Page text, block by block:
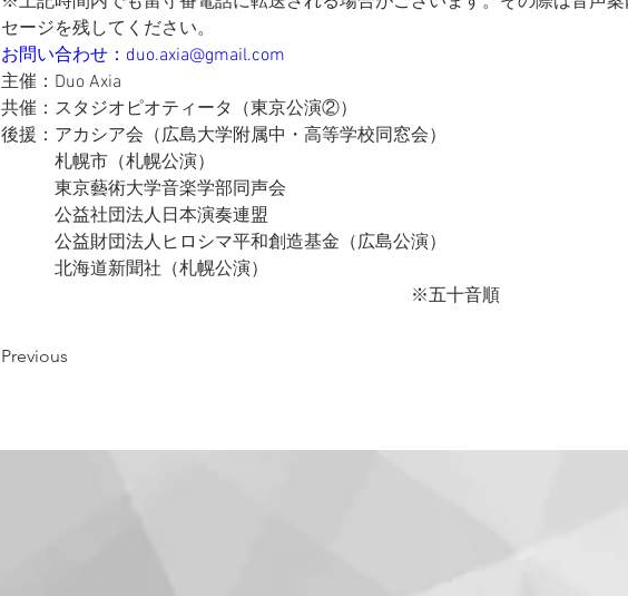
セージを残してください。
お問い合わせ：duo.axia@gmail.com
主催：Duo Axia
共催：スタジオピオティータ（東京公演②）
後援：アカシア会（広島大学附属中・高等学校同窓会）
札幌市（札幌公演）
東京藝術大学音楽学部同声会
公益社団法人日本演奏連盟
公益財団法人ヒロシマ平和創造基金（広島公演）
北海道新聞社（札幌公演）
※五十音順
Previous